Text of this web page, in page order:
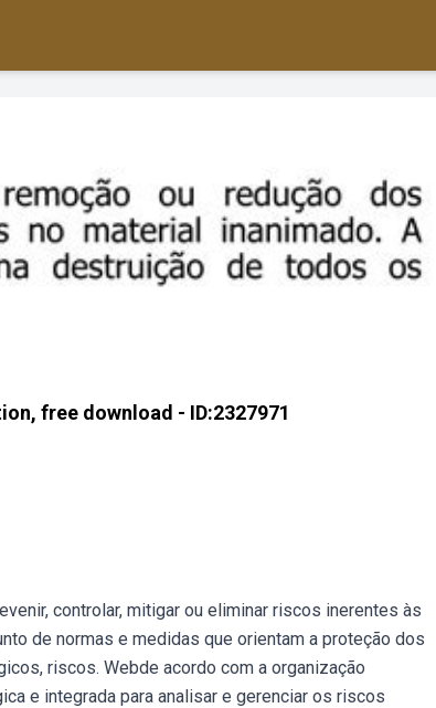
free download - ID:2327971
controlar, mitigar ou eliminar riscos inerentes às
de normas e medidas que orientam a proteção dos
riscos. Webde acordo com a organização
e integrada para analisar e gerenciar os riscos